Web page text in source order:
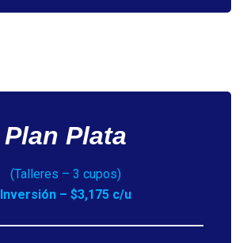
Plan Plata
(Talleres – 3 cupos)
Inversión – $3,175 c/u